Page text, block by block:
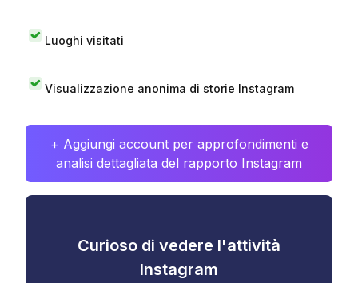
Luoghi visitati
Visualizzazione anonima di storie Instagram
+ Aggiungi account per approfondimenti e
analisi dettagliata del rapporto Instagram
Curioso di vedere l'attività
Instagram